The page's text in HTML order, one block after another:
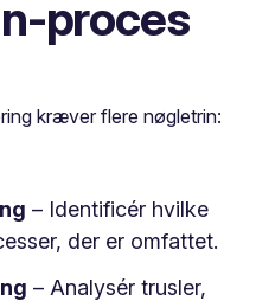
– Identificér hvilke
der er omfattet.
– Analysér trusler,
proces
kræver flere nøgletrin: